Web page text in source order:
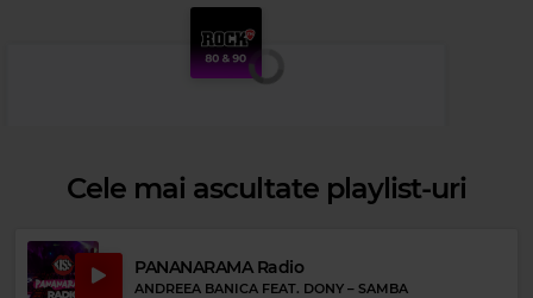
Cele mai ascultate playlist-uri
PANANARAMA Radio
ANDREEA BANICA FEAT. DONY – SAMBA